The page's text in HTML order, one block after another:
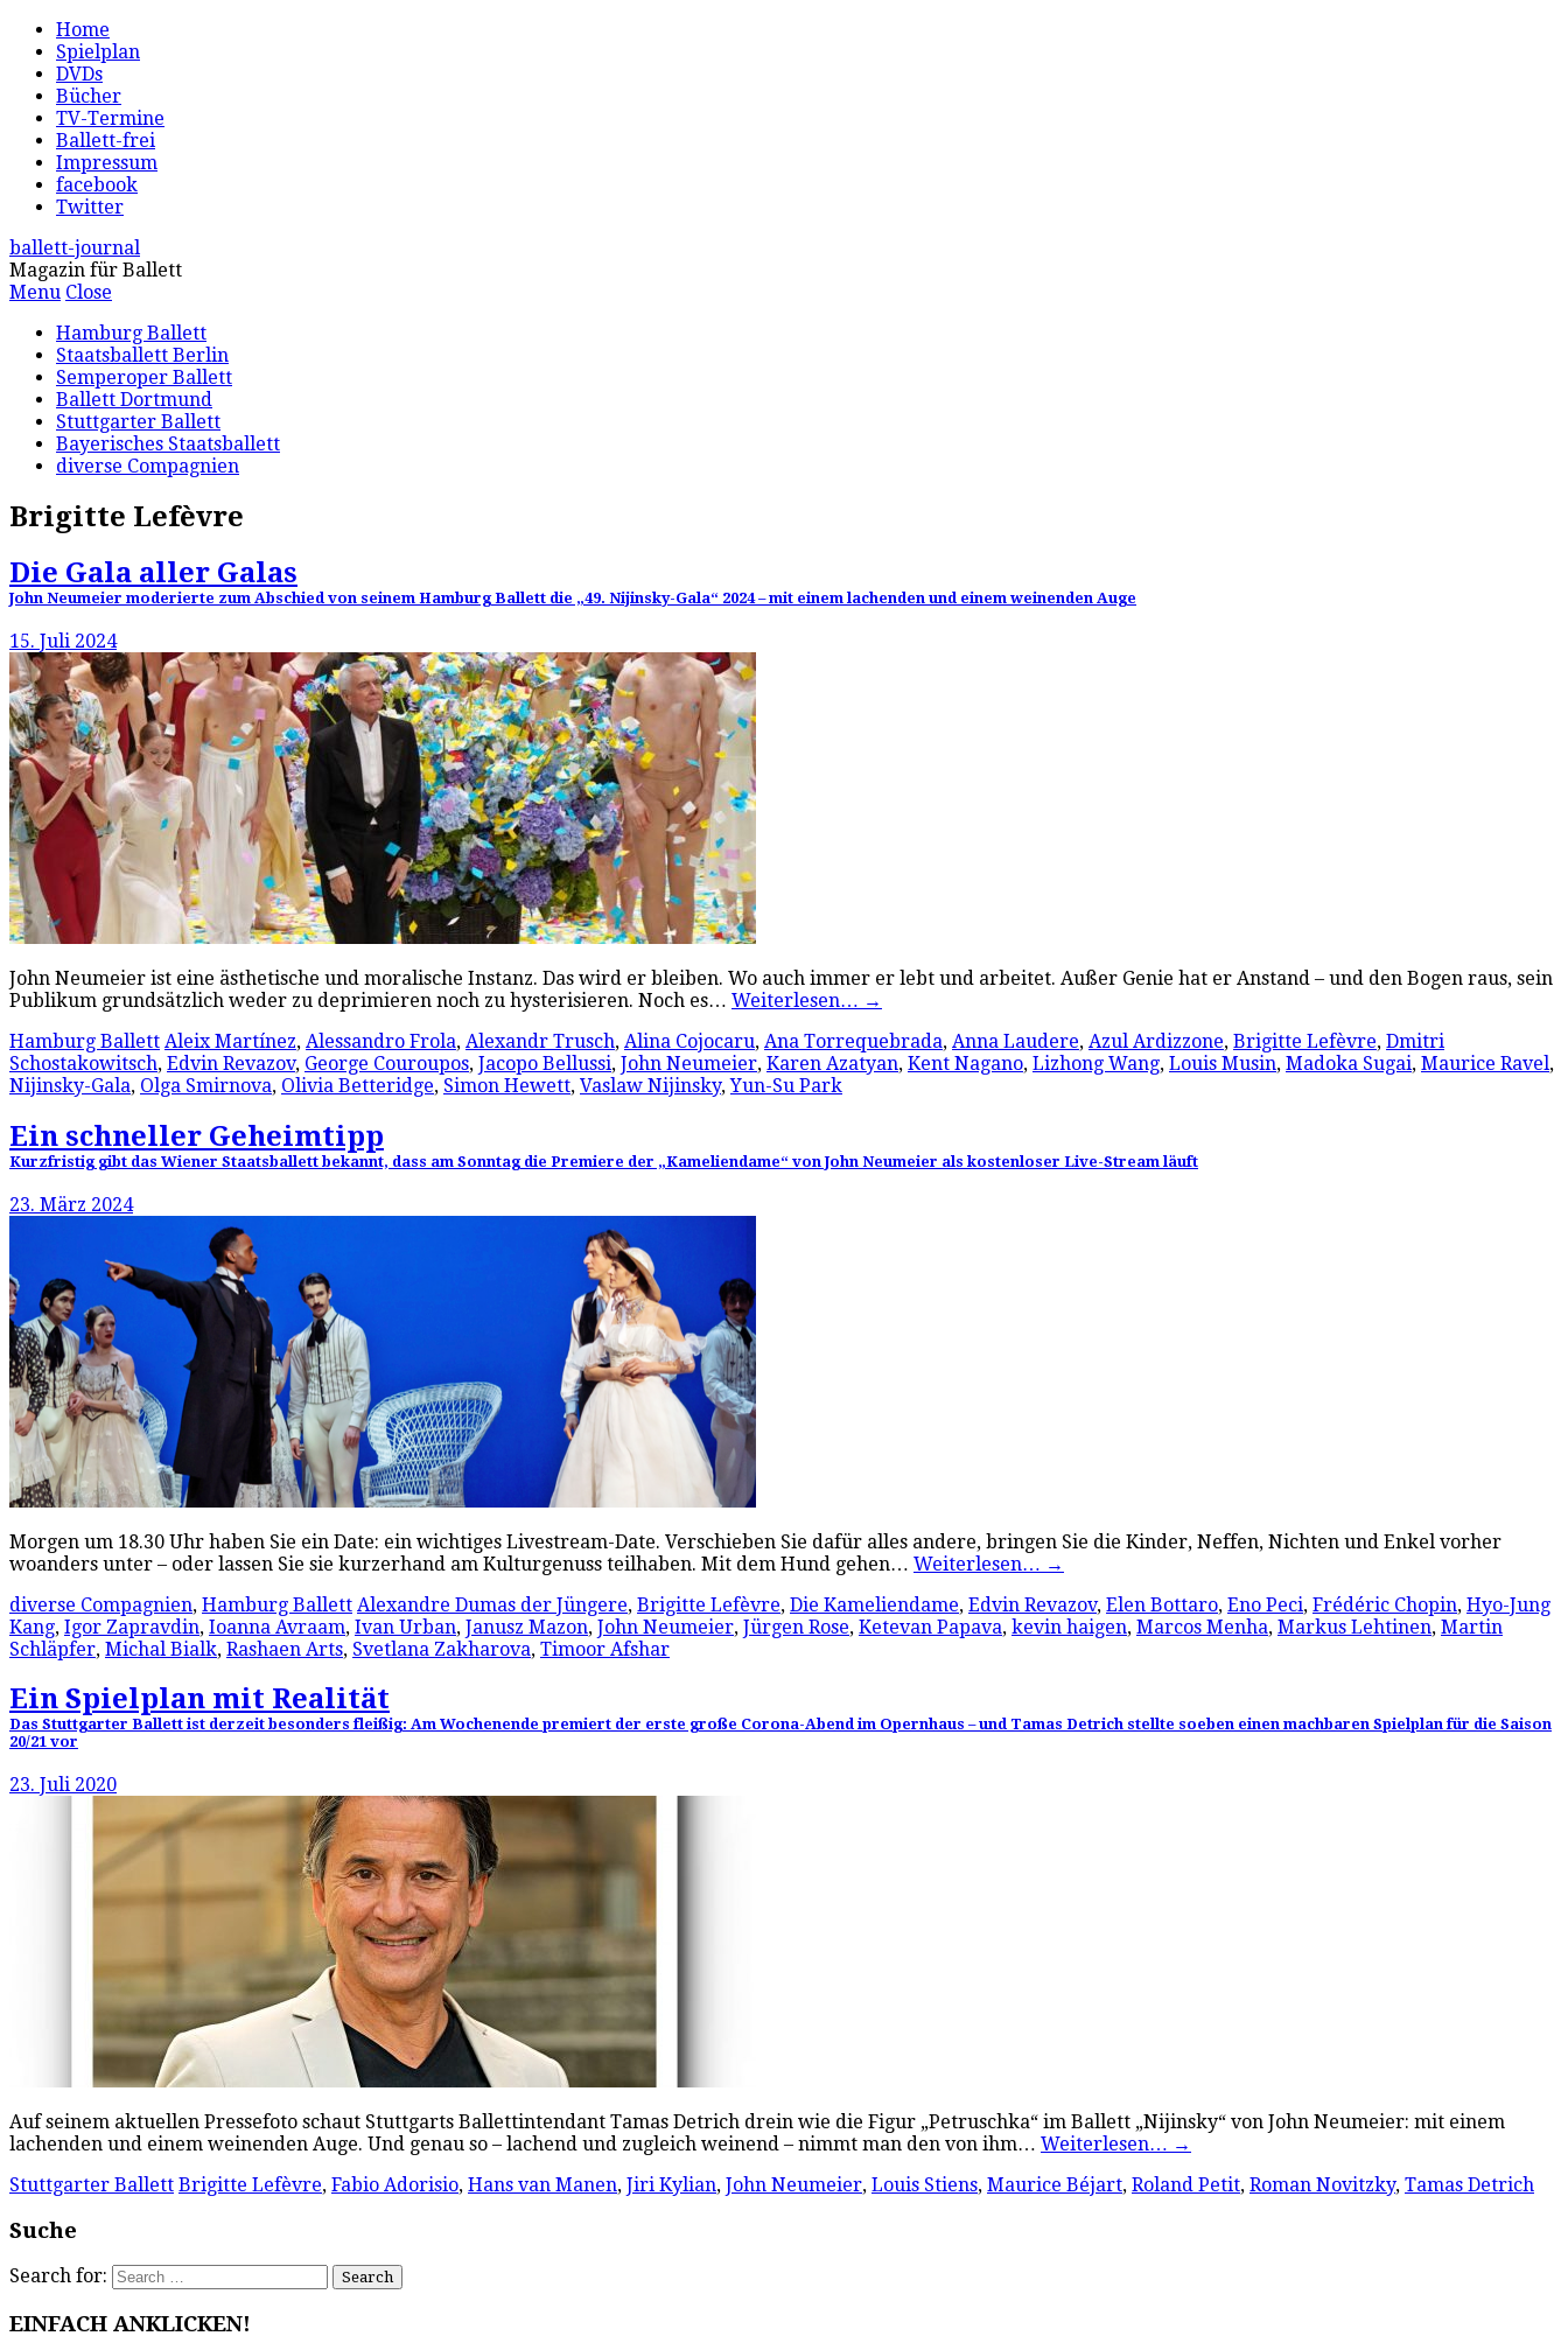
Home
Spielplan
DVDs
Bücher
TV-Termine
Ballett-frei
Impressum
facebook
Twitter
ballett-journal
Magazin für Ballett
Menu Close
Hamburg Ballett
Staatsballett Berlin
Semperoper Ballett
Ballett Dortmund
Stuttgarter Ballett
Bayerisches Staatsballett
diverse Compagnien
Brigitte Lefèvre
Die Gala aller Galas
John Neumeier moderierte zum Abschied von seinem Hamburg Ballett die „49. Nijinsky-Gala“ 2024 – mit einem lachenden und einem weinenden Auge
15. Juli 2024
John Neumeier ist eine ästhetische und moralische Instanz. Das wird er bleiben. Wo auch immer er lebt und arbeitet. Außer Genie hat er Anstand – und den Bogen raus, sein
Publikum grundsätzlich weder zu deprimieren noch zu hysterisieren. Noch es… Weiterlesen… →
Hamburg Ballett Aleix Martínez, Alessandro Frola, Alexandr Trusch, Alina Cojocaru, Ana Torrequebrada, Anna Laudere, Azul Ardizzone, Brigitte Lefèvre, Dmitri
Schostakowitsch, Edvin Revazov, George Couroupos, Jacopo Bellussi, John Neumeier, Karen Azatyan, Kent Nagano, Lizhong Wang, Louis Musin, Madoka Sugai, Maurice Ravel,
Nijinsky-Gala, Olga Smirnova, Olivia Betteridge, Simon Hewett, Vaslaw Nijinsky,Yun-Su Park
Ein schneller Geheimtipp
Kurzfristig gibt das Wiener Staatsballett bekannt, dass am Sonntag die Premiere der „Kameliendame“ von John Neumeier als kostenloser Live-Stream läuft
23. März 2024
Morgen um 18.30 Uhr haben Sie ein Date: ein wichtiges Livestream-Date. Verschieben Sie dafür alles andere, bringen Sie die Kinder, Neffen, Nichten und Enkel vorher
woanders unter – oder lassen Sie sie kurzerhand am Kulturgenuss teilhaben. Mit dem Hund gehen… Weiterlesen… →
diverse Compagnien, Hamburg Ballett Alexandre Dumas der Jüngere, Brigitte Lefèvre, Die Kameliendame, Edvin Revazov, Elen Bottaro, Eno Peci, Frédéric Chopin, Hyo-Jung
Kang, Igor Zapravdin, Ioanna Avraam, Ivan Urban, Janusz Mazon, John Neumeier, Jürgen Rose, Ketevan Papava, kevin haigen, Marcos Menha, Markus Lehtinen, Martin
Schläpfer, Michal Bialk, Rashaen Arts, Svetlana Zakharova, Timoor Afshar
Ein Spielplan mit Realität
Das Stuttgarter Ballett ist derzeit besonders fleißig: Am Wochenende premiert der erste große Corona-Abend im Opernhaus – und Tamas Detrich stellte soeben einen machbaren Spielplan für die Saison
20/21 vor
23. Juli 2020
Auf seinem aktuellen Pressefoto schaut Stuttgarts Ballettintendant Tamas Detrich drein wie die Figur „Petruschka“ im Ballett „Nijinsky“ von John Neumeier: mit einem
lachenden und einem weinenden Auge. Und genau so – lachend und zugleich weinend – nimmt man den von ihm… Weiterlesen… →
Stuttgarter Ballett Brigitte Lefèvre, Fabio Adorisio, Hans van Manen, Jiri Kylian, John Neumeier, Louis Stiens, Maurice Béjart, Roland Petit, Roman Novitzky, Tamas Detrich
Suche
Search for:
EINFACH ANKLICKEN!